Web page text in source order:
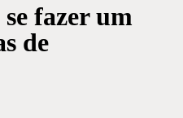
fazer um
de